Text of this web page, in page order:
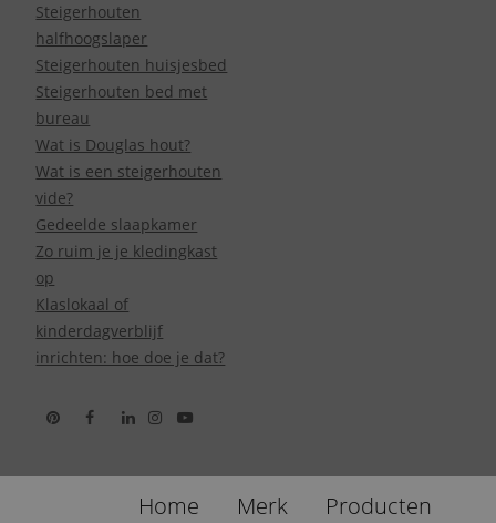
Steigerhouten
halfhoogslaper
Steigerhouten huisjesbed
Steigerhouten bed met
bureau
Wat is Douglas hout?
Wat is een steigerhouten
vide?
Gedeelde slaapkamer
Zo ruim je je kledingkast
op
Klaslokaal of
kinderdagverblijf
inrichten: hoe doe je dat?
Home Merk Producten